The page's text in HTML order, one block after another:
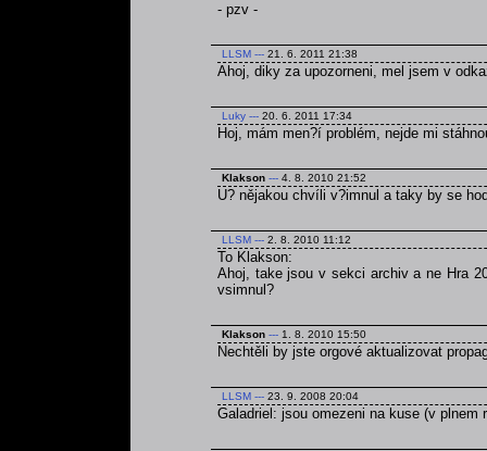
- pzv -
LLSM --- 21. 6. 2011 21:38
Ahoj, diky za upozorneni, mel jsem v
Luky --- 20. 6. 2011 17:34
Hoj, mám men?í problém, nejde mi
Klakson --- 4. 8. 2010 21:52
U? nějakou chvíli v?imnul a taky by se
LLSM --- 2. 8. 2010 11:12
To Klakson:
Ahoj, take jsou v sekci archiv a ne Hra
vsimnul?
Klakson --- 1. 8. 2010 15:50
Nechtěli by jste orgové aktualizovat
LLSM --- 23. 9. 2008 20:04
Galadriel: jsou omezeni na kuse (v plnem